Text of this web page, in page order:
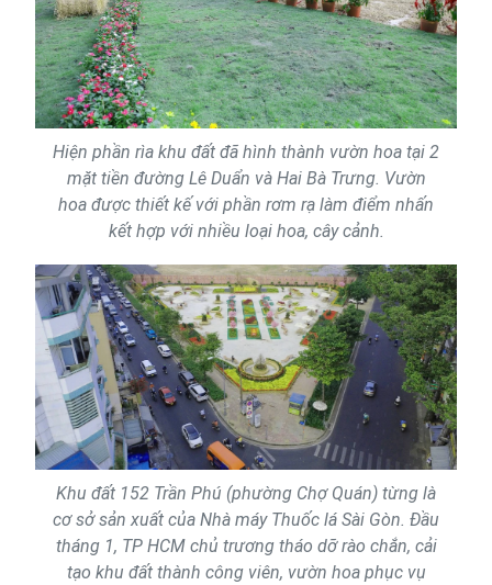
Hiện phần rìa khu đất đã hình thành vườn hoa tại 2
mặt tiền đường Lê Duẩn và Hai Bà Trưng. Vườn
hoa được thiết kế với phần rơm rạ làm điểm nhấn
kết hợp với nhiều loại hoa, cây cảnh.
Khu đất 152 Trần Phú (phường Chợ Quán) từng là
cơ sở sản xuất của Nhà máy Thuốc lá Sài Gòn. Đầu
tháng 1, TP HCM chủ trương tháo dỡ rào chắn, cải
tạo khu đất thành công viên, vườn hoa phục vụ